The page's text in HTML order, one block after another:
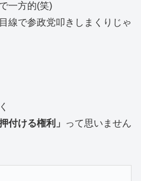
一方的(笑)
線で参政党叩きしまくりじゃ
付ける権利」
って思いません